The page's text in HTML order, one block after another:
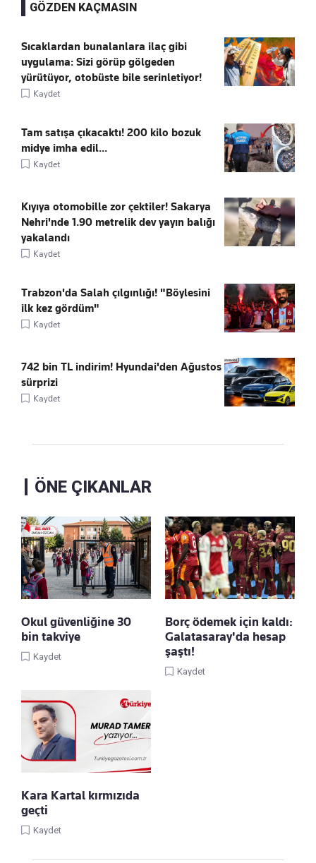
GÖZDEN KAÇMASIN
Sıcaklardan bunalanlara ilaç gibi
uygulama: Sizi görüp gölgeden
yürütüyor, otobüste bile serinletiyor!
Kaydet
Tam satışa çıkacaktı! 200 kilo bozuk
midye imha edil...
Kaydet
Kıyıya otomobille zor çektiler! Sakarya
Nehri'nde 1.90 metrelik dev yayın balığı
yakalandı
Kaydet
Trabzon'da Salah çılgınlığı! "Böylesini
ilk kez gördüm"
Kaydet
742 bin TL indirim! Hyundai'den Ağustos
sürprizi
Kaydet
ÖNE ÇIKANLAR
Okul güvenliğine 30
bin takviye
Kaydet
Borç ödemek için kaldı:
Galatasaray'da hesap
şaştı!
Kaydet
Kara Kartal kırmızıda
geçti
Kaydet